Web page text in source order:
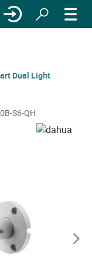
Dual Light
S6-QH